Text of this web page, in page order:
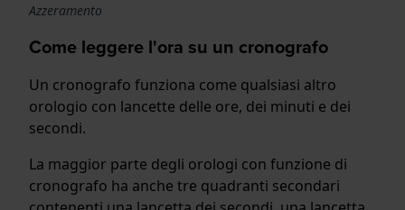
Azzeramento
Come leggere l'ora su un cronografo
Un cronografo funziona come qualsiasi altro
orologio con lancette delle ore, dei minuti e dei
secondi.
La maggior parte degli orologi con funzione di
cronografo ha anche tre quadranti secondari